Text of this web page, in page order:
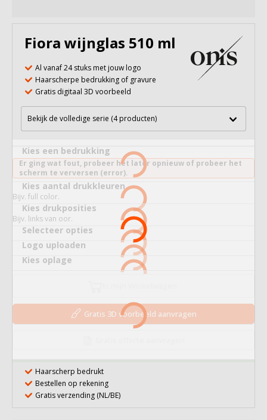
Fiora wijnglas 510 ml
Al vanaf 24 stuks met jouw logo
Haarscherpe bedrukking of gravure
Gratis digitaal 3D voorbeeld
Bekijk de volledige serie (4 producten)
Kies een bedrukking
Er ging wat fout, probeer het later opnieuw of probeer het
scherm te verversen (error).
Kies aantal drukkleuren
Bijv. full color.
Kies drukposities
Bijv. links van oor.
Selecteer opties
Logo uploaden
Kies oplage
Gratis 3D voorbeeld aanvragen
Haarscherp bedrukt
Bestellen op rekening
Gratis verzending (NL/BE)